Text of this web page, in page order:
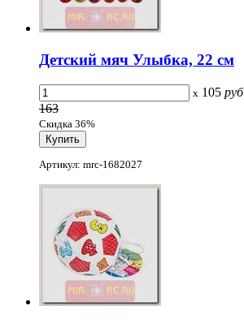
Детский мяч Улыбка, 22 см
x 105 руб
163
Скидка 36%
Артикул: mrc-1682027